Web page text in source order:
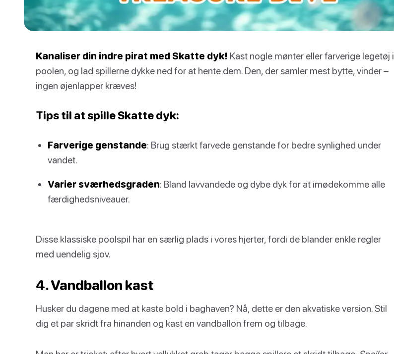
Kanaliser din indre pirat med Skatte dyk! Kast nogle mønter eller farverige legetøj i
poolen, og lad spillerne dykke ned for at hente dem. Den, der samler mest bytte, vinder –
ingen øjenlapper kræves!
Tips til at spille Skatte dyk:
Farverige genstande: Brug stærkt farvede genstande for bedre synlighed under
vandet.
Varier sværhedsgraden: Bland lavvandede og dybe dyk for at imødekomme alle
færdighedsniveauer.
Disse klassiske poolspil har en særlig plads i vores hjerter, fordi de blander enkle regler
med uendelig sjov.
4. Vandballon kast
Husker du dagene med at kaste bold i baghaven? Nå, dette er den akvatiske version. Stil
dig et par skridt fra hinanden og kast en vandballon frem og tilbage.